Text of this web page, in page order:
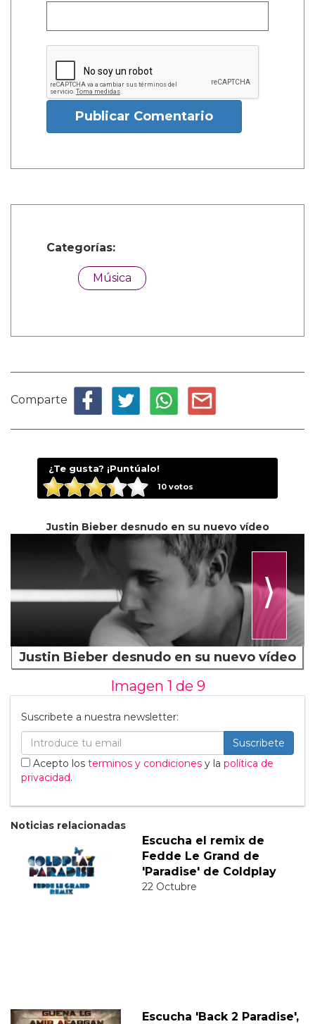
Publicar Comentario
Categorías:
Música
Comparte
¿Te gusta? ¡Puntúalo!
10votos
Justin Bieber desnudo en su nuevo vídeo
⟩
Justin Bieber desnudo en su nuevo vídeo
Imagen 1 de 9
Suscribete a nuestra newsletter:
Suscribete
Acepto los terminos y condiciones y la política de
privacidad.
Noticias relacionadas
Escucha el remix de
Fedde Le Grand de
'Paradise' de Coldplay
22 Octubre
Escucha 'Back 2 Paradise',